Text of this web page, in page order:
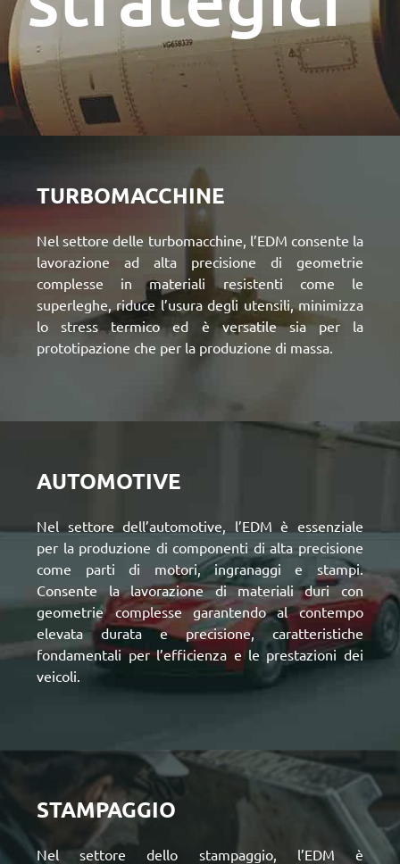
per:
TURBOMACCHINE
Nelsettore delle turbomacchine, l’EDM consente la
lavorazione ad alta precisione di geometrie
complesse in materiali resistenti come le
superleghe, riduce l’usura degli utensili, minimizza
lo stress termico ed è versatile sia per la
prototipazione che per la produzione di massa.
AUTOMOTIVE
Nel settore dell’automotive, l’EDM è essenziale
per la produzione di componenti di alta precisione
come parti di motori, ingranaggi e stampi.
Consente la lavorazione di materiali duri con
geometrie complesse garantendo al contempo
elevata durata e precisione, caratteristiche
fondamentali per l’efficienza e le prestazioni dei
veicoli.
STAMPAGGIO
Nelsettore dello stampaggio, l’EDM è